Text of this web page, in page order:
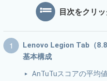
目次をクリ
Lenovo Legion Tab（
基本構成
AnTuTuスコアの平均